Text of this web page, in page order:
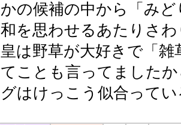
かの候補の中から「み
和を思わせるあたりさ
皇は野草が大好きで「
てことも言ってました
グはけっこう似合って